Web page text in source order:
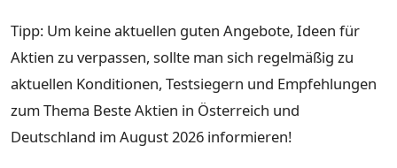
Tipp: Um keine aktuellen guten Angebote, Ideen für
Aktien zu verpassen, sollte man sich regelmäßig zu
aktuellen Konditionen, Testsiegern und Empfehlungen
zum Thema Beste Aktien in Österreich und
Deutschland im August 2026 informieren!